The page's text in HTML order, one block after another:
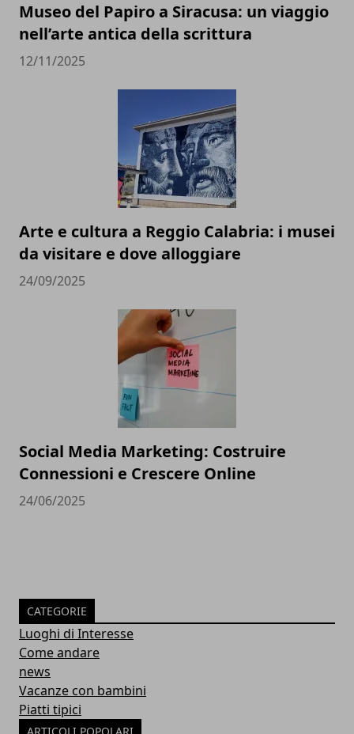
Museo del Papiro a Siracusa: un viaggio
nell’arte antica della scrittura
12/11/2025
Arte e cultura a Reggio Calabria: i musei
da visitare e dove alloggiare
24/09/2025
Social Media Marketing: Costruire
Connessioni e Crescere Online
24/06/2025
CATEGORIE
Luoghi di Interesse
Come andare
news
Vacanze con bambini
Piatti tipici